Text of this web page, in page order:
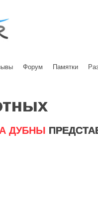
Форум Памятки
ДУБНЫ